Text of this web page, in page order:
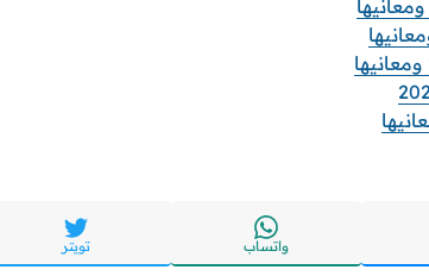
واتساب تويتر